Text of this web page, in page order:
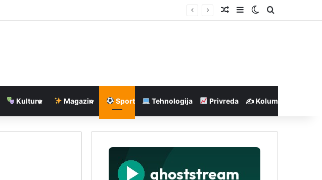
Nasumičan članak
SidebarSwitch skin
Pretraga
Kultura Magazin Sport Tehnologija Privreda ✍️ Kolumne